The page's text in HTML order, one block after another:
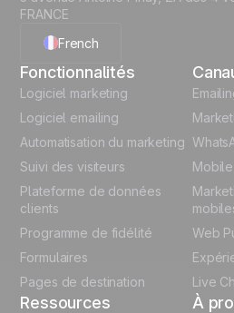
FRANCE
French
English
German
Italian
Fonctionnalités
Logiciel marketing
Logiciel emailing
Automatisation du marketing
Suivi des visiteurs
Plateforme de données
clients
Programme de fidélité
Formulaires
Pages de destination
Web
Live
Ressources À